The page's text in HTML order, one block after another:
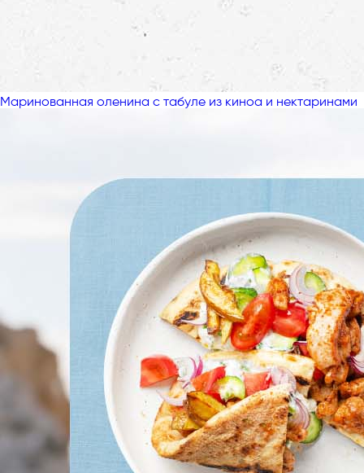
Маринованная оленина с табуле из киноа и нектаринами